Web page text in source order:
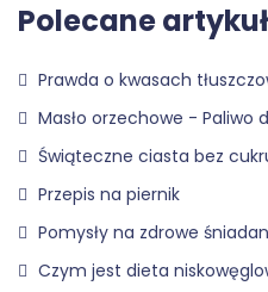
Polecane
Prawda o kwasach
Masło orzechowe - Paliwo
Świąteczne ciasta bez
Przepis na piernik
Pomysły na zdrowe
Czym jest dieta